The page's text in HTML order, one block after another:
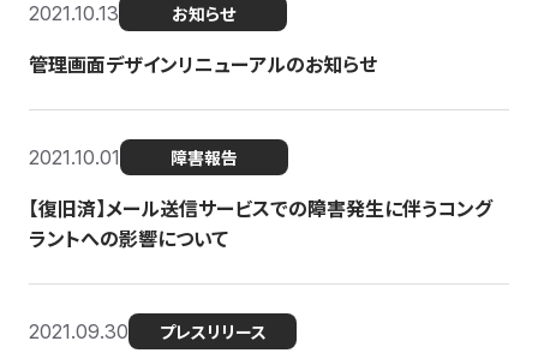
2021.10.13 お知らせ
管理画面デザインリニューアルのお知らせ
2021.10.01 障害報告
【復旧済】メール送信サービスでの障害発生に伴うコング
ラントへの影響について
2021.09.30 プレスリリース